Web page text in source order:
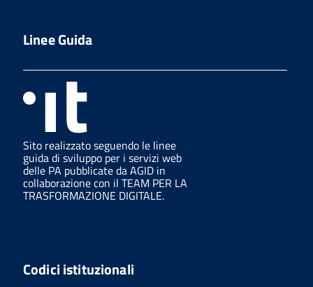
Linee Guida
Sito realizzato seguendo le linee
guida di sviluppo per i servizi web
delle PA pubblicate da AGID in
collaborazione con il TEAM PER LA
TRASFORMAZIONE DIGITALE.
Codici istituzionali